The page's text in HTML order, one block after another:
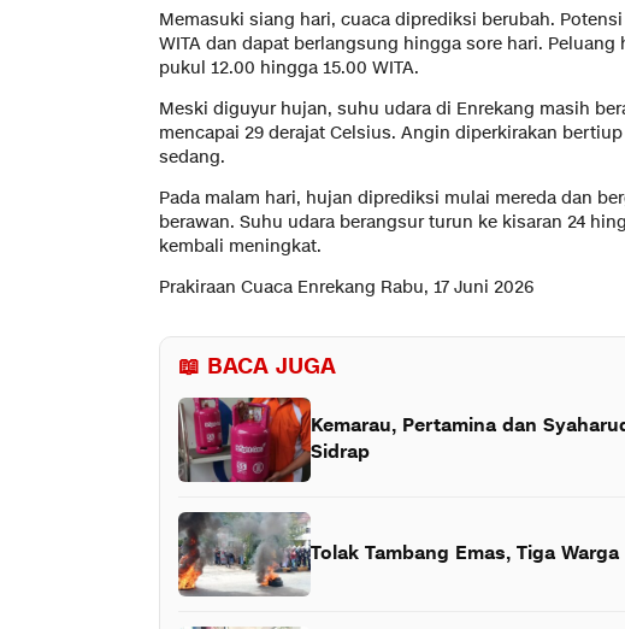
Memasuki siang hari, cuaca diprediksi berubah.
WITA dan dapat berlangsung hingga sore hari.
pukul 12.00 hingga 15.00 WITA.
Meski diguyur hujan, suhu udara di Enrekang masih
mencapai 29 derajat Celsius. Angin diperkirakan
sedang.
Pada malam hari, hujan diprediksi mulai mereda dan
berawan. Suhu udara berangsur turun ke kisaran 24
kembali meningkat.
Prakiraan Cuaca Enrekang Rabu, 17 Juni 2026
📖 BACA JUGA
Kemarau, Pertamina dan
Sidrap
Tolak Tambang Emas, Tiga